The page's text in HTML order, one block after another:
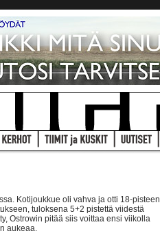
Kotijoukkue oli vahva ja otti 18-pisteen
tuloksena 5+2 pistettä viidestä
Ostrowin pitää siis voittaa ensi viikolla
aukeaa.